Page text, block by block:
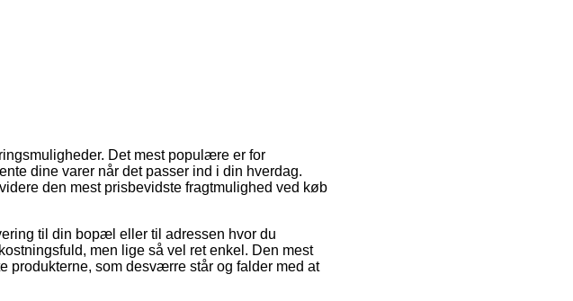
Det mest populære er for
dine varer når det passer ind i din hverdag.
den mest prisbevidste fragtmulighed ved køb
til din bopæl eller til adressen hvor du
men lige så vel ret enkel. Den mest
produkterne, som desværre står og falder med at